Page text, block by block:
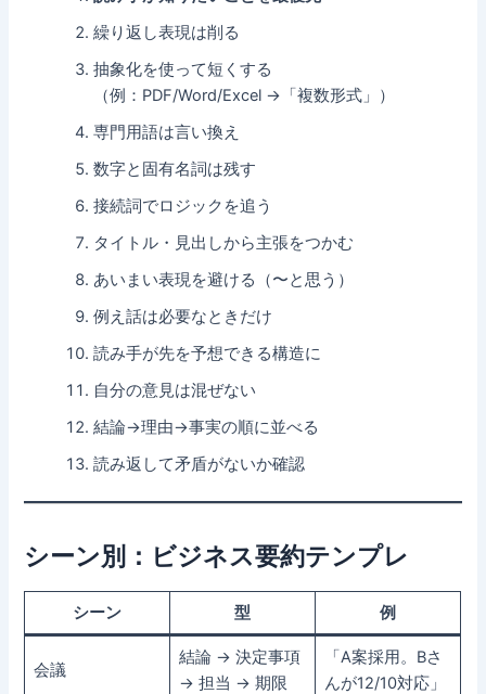
繰り返し表現は削る
抽象化を使って短くする
（例：PDF/Word/Excel →「複数形式」）
専門用語は言い換え
数字と固有名詞は残す
接続詞でロジックを追う
タイトル・見出しから主張をつかむ
あいまい表現を避ける（〜と思う）
例え話は必要なときだけ
読み手が先を予想できる構造に
自分の意見は混ぜない
結論→理由→事実の順に並べる
読み返して矛盾がないか確認
シーン別：ビジネス要約テンプレ
シーン 型 例
会議
結論 → 決定事項
→ 担当 → 期限
「A案採用。Bさ
んが12/10対応」